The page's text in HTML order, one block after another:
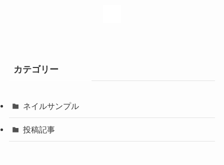
カテゴリー
ネイルサンプル
投稿記事